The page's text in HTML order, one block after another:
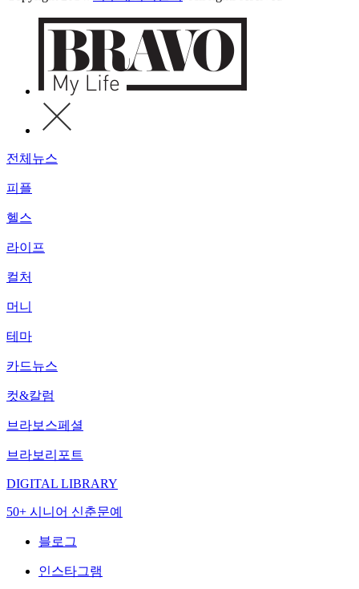
전체뉴스
피플
헬스
라이프
컬처
머니
테마
카드뉴스
컷&칼럼
브라보스페셜
브라보리포트
DIGITAL LIBRARY
50+ 시니어 신춘문예
블로그
인스타그램